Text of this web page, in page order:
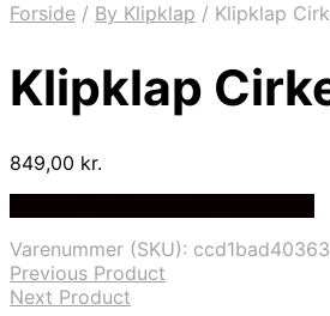
Forside / By Klipklap / Klipklap
Klipklap
849,00 kr.
Varenummer (SKU): ccd1bad40363
Previous Product
Next Product